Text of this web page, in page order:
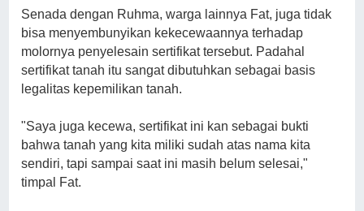
Senada dengan Ruhma, warga lainnya Fat, juga tidak
bisa menyembunyikan kekecewaannya terhadap
molornya penyelesain sertifikat tersebut. Padahal
sertifikat tanah itu sangat dibutuhkan sebagai basis
legalitas kepemilikan tanah.
"Saya juga kecewa, sertifikat ini kan sebagai bukti
bahwa tanah yang kita miliki sudah atas nama kita
sendiri, tapi sampai saat ini masih belum selesai,"
timpal Fat.